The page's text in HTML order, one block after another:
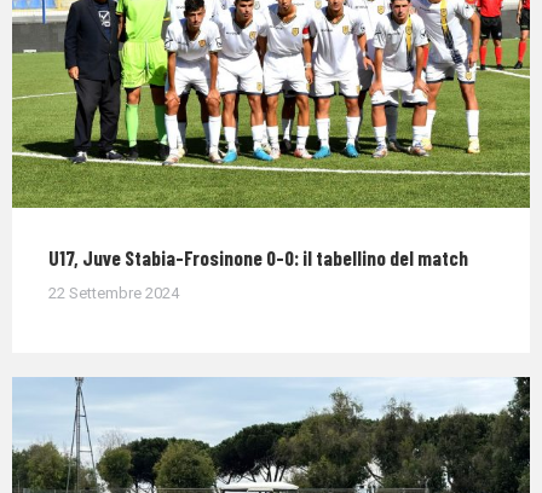
U17, Juve Stabia-Frosinone 0-0: il tabellino del match
22 Settembre 2024